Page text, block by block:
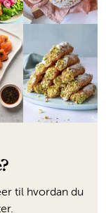
til hvordan du